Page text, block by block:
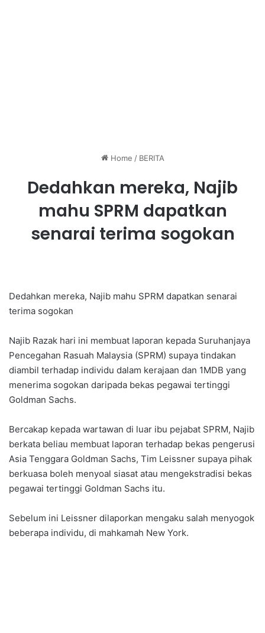
Home / BERITA
Dedahkan mereka, Najib
mahu SPRM dapatkan
senarai terima sogokan
Dedahkan mereka, Najib mahu SPRM dapatkan senarai
terima sogokan
Najib Razak hari ini membuat laporan kepada Suruhanjaya
Pencegahan Rasuah Malaysia (SPRM) supaya tindakan
diambil terhadap individu dalam kerajaan dan 1MDB yang
menerima sogokan daripada bekas pegawai tertinggi
Goldman Sachs.
Bercakap kepada wartawan di luar ibu pejabat SPRM, Najib
berkata beliau membuat laporan terhadap bekas pengerusi
Asia Tenggara Goldman Sachs, Tim Leissner supaya pihak
berkuasa boleh menyoal siasat atau mengekstradisi bekas
pegawai tertinggi Goldman Sachs itu.
Sebelum ini Leissner dilaporkan mengaku salah menyogok
beberapa individu, di mahkamah New York.